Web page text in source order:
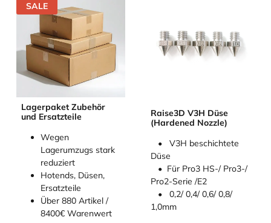
SALE
Lagerpaket Zubehör
und Ersatzteile
Wegen
Lagerumzugs stark
reduziert
Hotends, Düsen,
Ersatzteile
Über 880 Artikel /
8400€ Warenwert
Raise3D V3H Düse
(Hardened Nozzle)
• V3H beschichtete
Düse
• Für Pro3 HS-/ Pro3-/
Pro2-Serie /E2
• 0,2/ 0,4/ 0,6/ 0,8/
1,0mm